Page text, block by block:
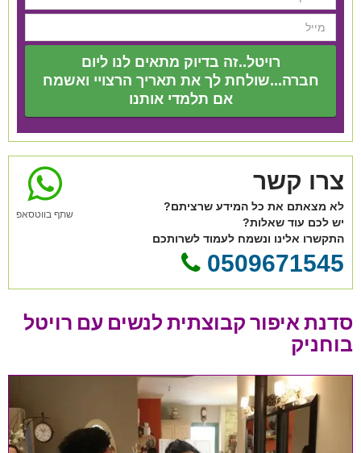
רויטל..זה בדיוק מתאים לנו ליום
חברה...שולחת לך את תאריך הרצויי ואשמח
אם תלמדי אותנו
שתף בווטסאפ
צרו קשר
לא מצאתם את כל המידע שרציתם?
יש לכם עוד שאלות?
התקשרו אלינו ונשמח לעמוד לשרותכם
0509671545
סדנת איפור קבוצתית לנשים עם רויטל
בוחניק